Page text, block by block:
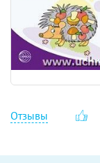
Отзывы